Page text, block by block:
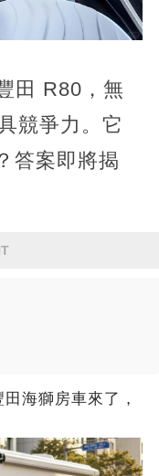
田 R80，無
競爭力。它
答案即將揭
海獅房車來了，